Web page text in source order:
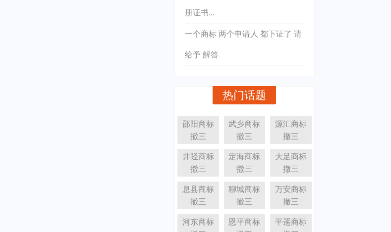
册证书...
一个商标 两个申请人 都下证了 请
给予 解答
热门话题
邵阳商标
撤三
武乡商标
撤三
源汇商标
撤三
井陉商标
撤三
定海商标
撤三
大足商标
撤三
息县商标
撤三
聊城商标
撤三
万安商标
撤三
河东商标
恩平商标
平遥商标